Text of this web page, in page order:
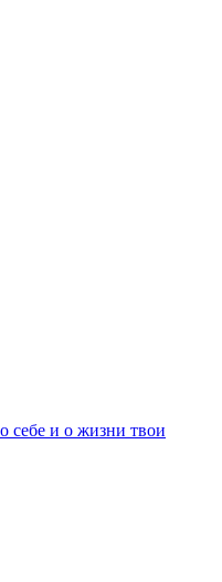
себе и о жизни твои